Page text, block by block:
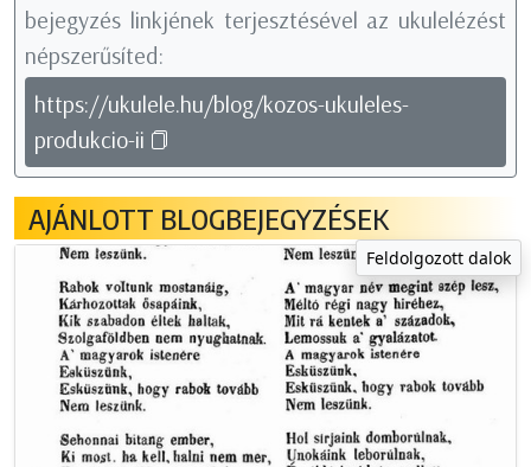
bejegyzés linkjének terjesztésével az ukulelézést
népszerűsíted:
https://ukulele.hu/blog/kozos-ukuleles-
produkcio-ii
AJÁNLOTT BLOGBEJEGYZÉSEK
Feldolgozott dalok